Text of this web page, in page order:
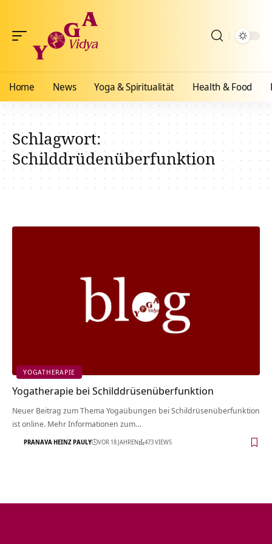
Home News Yoga & Spiritualität Health & Food
Schlagwort:
Schilddrüdenüberfunktion
YOGATHERAPIE
Yogatherapie bei Schilddrüsenüberfunktion
Neuer Beitrag zum Thema Yogaübungen bei Schildrüsenüberfunktion
ist online. Mehr Informationen zum…
PRANAVA HEINZ PAULY VOR 18 JAHREN 473 VIEWS